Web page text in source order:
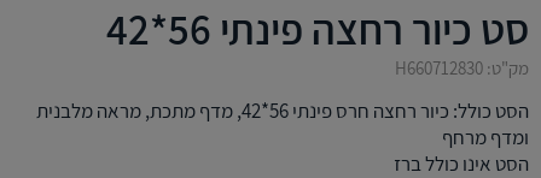
סט כיור רחצה פינתי 56*42
מק"ט: H660712830
הסט כולל: כיור רחצה חרס פינתי 56*42, מדף מתכת, מראה מלבנית
ומדף מרחף
הסט אינו כולל ברז